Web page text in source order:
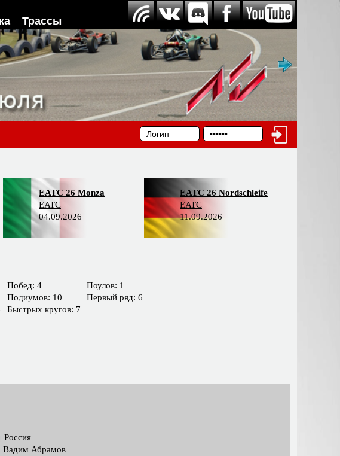
Трассы
EATC 26 Monza
EATC
04.09.2026
EATC 26 Nordschleife
EATC
11.09.2026
Побед: 4
Подиумов: 10
Быстрых кругов: 7
Поулов: 1
Первый ряд: 6
Россия
Вадим Абрамов